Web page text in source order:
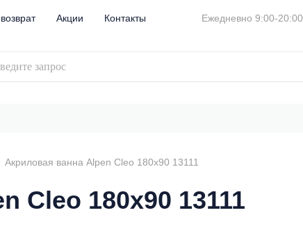
Акции Контакты Ежедневно 9:00-20:00
Акриловая ванна Alpen Cleo 180x90 13111
Cleo 180x90 13111